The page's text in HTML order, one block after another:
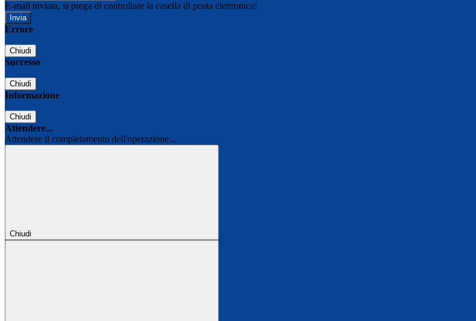
E-mail inviata, si prega di controllare la casella di posta elettronica!
Errore
Chiudi
Successo
Chiudi
Informazione
Chiudi
Attendere...
Attendere il completamento dell'operazione...
Chiudi